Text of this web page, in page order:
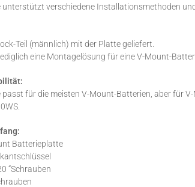
unterstützt verschiedene Installationsmethoden
Teil (männlich) mit der Platte geliefert.
eine Montagelösung für eine V-Mount-
passt für die meisten V-Mount-Batterien, aber für
Batterieplatte
“Schrauben